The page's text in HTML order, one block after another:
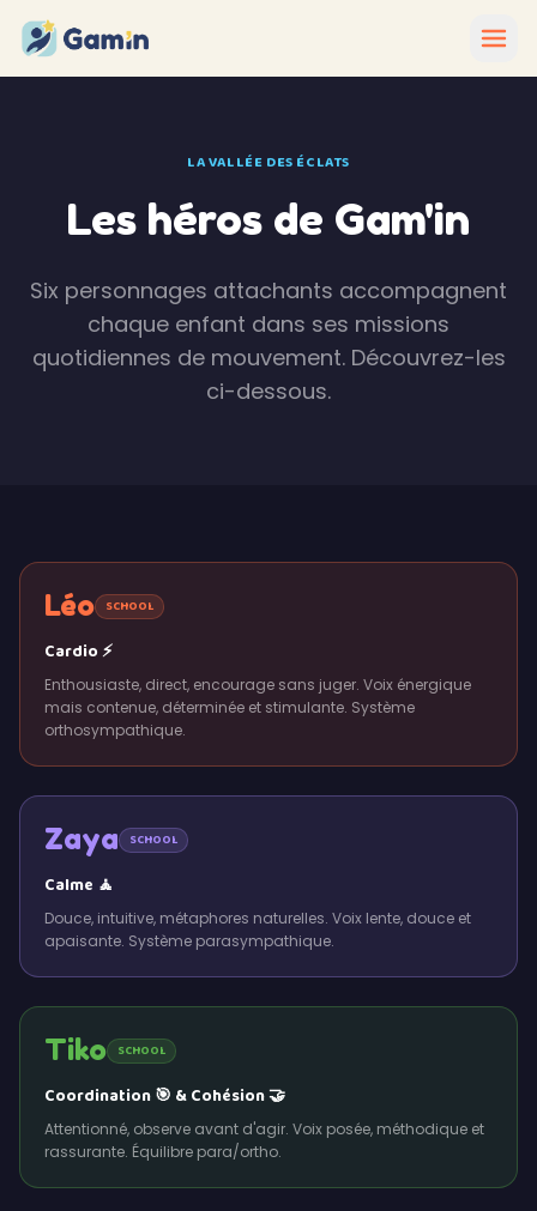
Aller au contenu
LA VALLÉE DES ÉCLATS
Les héros de Gam'in
Six personnages attachants accompagnent
chaque enfant dans ses missions
quotidiennes de mouvement. Découvrez-les
ci-dessous.
Léo SCHOOL
Cardio ⚡
Enthousiaste, direct, encourage sans juger. Voix énergique
mais contenue, déterminée et stimulante. Système
orthosympathique.
Zaya SCHOOL
Calme 🧘
Douce, intuitive, métaphores naturelles. Voix lente, douce et
apaisante. Système parasympathique.
Tiko SCHOOL
Coordination 🎯 & Cohésion 🤝
Attentionné, observe avant d'agir. Voix posée, méthodique et
rassurante. Équilibre para/ortho.